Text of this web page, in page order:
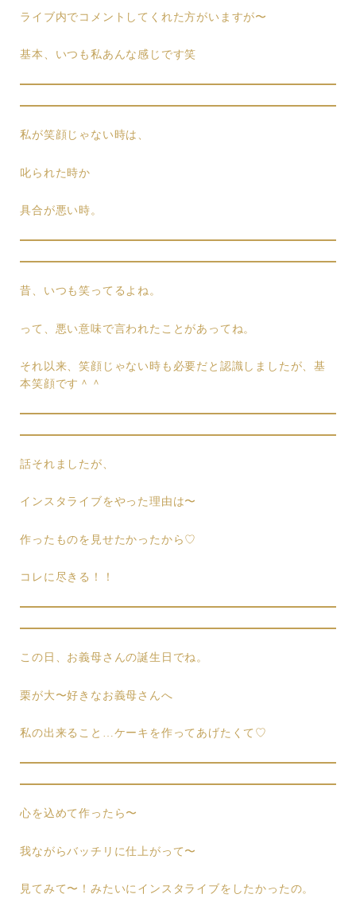
ライブ内でコメントしてくれた方がいますが〜
基本、いつも私あんな感じです笑
私が笑顔じゃない時は、
叱られた時か
具合が悪い時。
昔、いつも笑ってるよね。
って、悪い意味で言われたことがあってね。
それ以来、笑顔じゃない時も必要だと認識しましたが、基
本笑顔です＾＾
話それましたが、
インスタライブをやった理由は〜
作ったものを見せたかったから♡
コレに尽きる！！
この日、お義母さんの誕生日でね。
栗が大〜好きなお義母さんへ
私の出来ること…ケーキを作ってあげたくて♡
心を込めて作ったら〜
我ながらバッチリに仕上がって〜
見てみて〜！みたいにインスタライブをしたかったの。